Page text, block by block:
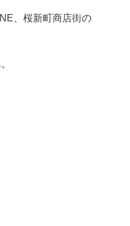
、桜新町商店街の